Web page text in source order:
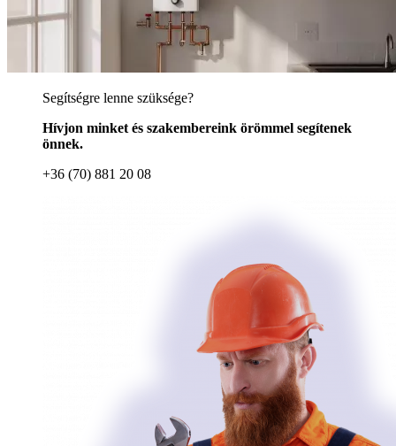
Segítségre lenne szüksége?
Hívjon minket és szakembereink örömmel segítenek
önnek.
+36 (70) 881 20 08